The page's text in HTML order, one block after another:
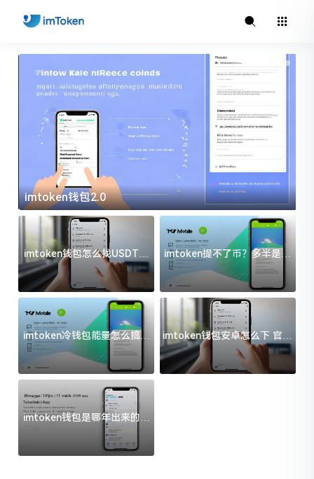
imtoken钱包2.0
imtoken钱包怎么找USDT地
址？三步搞定不踩坑
imtoken提不了币？多半是这
几件事没处理好
imtoken冷钱包能量怎么搞？
过来人告诉你门道
imtoken钱包安卓怎么下 官方
渠道避坑指南
imtoken钱包是哪年出来的？
一文给你说清楚